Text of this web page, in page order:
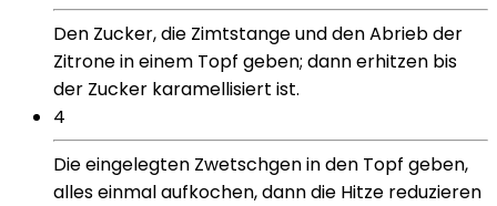
Den Zucker, die Zimtstange und den Abrieb der
Zitrone in einem Topf geben; dann erhitzen bis
der Zucker karamellisiert ist.
4
Die eingelegten Zwetschgen in den Topf geben,
alles einmal aufkochen, dann die Hitze reduzieren